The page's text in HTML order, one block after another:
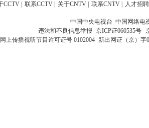
CCTV 联系CCTV 关于CNTV 联系CNTV 人才招聘
中国中央电视台 中国网络电
违法和不良信息举报 京ICP证060535号
网上传播视听节目许可证号 0102004 新出网证（京）